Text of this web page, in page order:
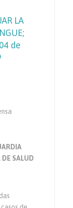
LA
de
DE SALUD